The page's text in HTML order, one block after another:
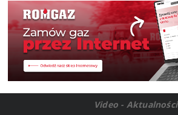
Video - Aktualności